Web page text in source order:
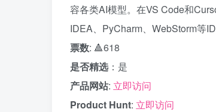
容各类AI模型。在VS Code和
IDEA、PyCharm、WebStorm等
票数: 🔺618
是否精选：是
产品网站: 立即访问
Product Hunt: 立即访问